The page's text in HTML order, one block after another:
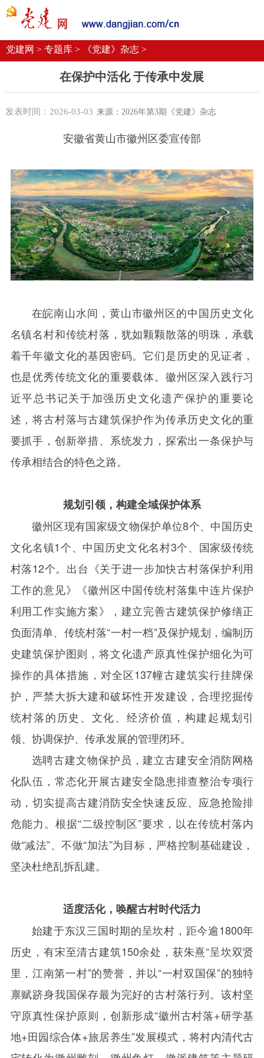
党建要闻
机关党建
校园党建 企业党建
党建网 > 专题库 > 《党建》杂志 >
在保护中活化 于传承中发展
发表时间：2026-03-03 来源：2026年第3期《党建》杂志
安徽省黄山市徽州区委宣传部
在皖南山水间，黄山市徽州区的中国历史文化
名镇名村和传统村落，犹如颗颗散落的明珠，承载
着千年徽文化的基因密码。它们是历史的见证者，
也是优秀传统文化的重要载体。徽州区深入践行习
近平总书记关于加强历史文化遗产保护的重要论
述，将古村落与古建筑保护作为传承历史文化的重
要抓手，创新举措、系统发力，探索出一条保护与
传承相结合的特色之路。
规划引领，构建全域保护体系
徽州区现有国家级文物保护单位8个、中国历史
文化名镇1个、中国历史文化名村3个、国家级传统
村落12个。出台《关于进一步加快古村落保护利用
工作的意见》《徽州区中国传统村落集中连片保护
利用工作实施方案》，建立完善古建筑保护修缮正
负面清单、传统村落“一村一档”及保护规划，编制历
史建筑保护图则，将文化遗产原真性保护细化为可
操作的具体措施，对全区137幢古建筑实行挂牌保
护，严禁大拆大建和破坏性开发建设，合理挖掘传
统村落的历史、文化、经济价值，构建起规划引
领、协调保护、传承发展的管理闭环。
选聘古建文物保护员，建立古建安全消防网格
化队伍，常态化开展古建安全隐患排查整治专项行
动，切实提高古建消防安全快速反应、应急抢险排
危能力。根据“二级控制区”要求，以在传统村落内
做“减法”、不做“加法”为目标，严格控制基础建设，
坚决杜绝乱拆乱建。
适度活化，唤醒古村时代活力
始建于东汉三国时期的呈坎村，距今逾1800年
历史，有宋至清古建筑150余处，获朱熹“呈坎双贤
里，江南第一村”的赞誉，并以“一村双国保”的独特
禀赋跻身我国保存最为完好的古村落行列。该村坚
守原真性保护原则，创新形成“徽州古村落+研学基
地+田园综合体+旅居养生”发展模式，将村内清代古